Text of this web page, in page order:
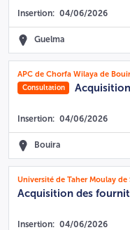
Insertion: 04/06/2026
Guelma
APC de Chorfa Wilaya de
Consultation
Insertion: 04/06/2026
Bouira
Université de Taher Moulay de
Acquisition des
Insertion: 04/06/2026